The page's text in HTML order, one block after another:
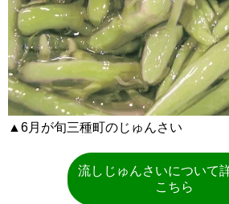
▲6月が旬三種町のじゅんさい
流しじゅんさいについて
こちら